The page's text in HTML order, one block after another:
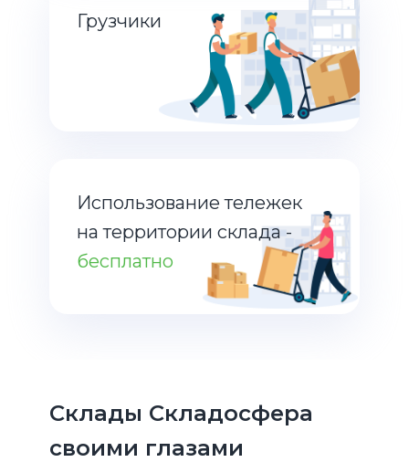
Грузчики
Использование тележек
на территории склада -
бесплатно
Склады Складосфера
своими глазами